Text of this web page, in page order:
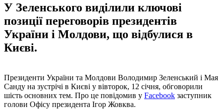
У Зеленського виділили ключові
позиції переговорів президентів
України і Молдови, що відбулися в
Києві.
Президенти України та Молдови Володимир Зеленський і Мая
Санду на зустрічі в Києві у вівторок, 12 січня, обговорили
шість основних тем. Про це повідомив у Facebook заступник
голови Офісу президента Ігор Жовква.